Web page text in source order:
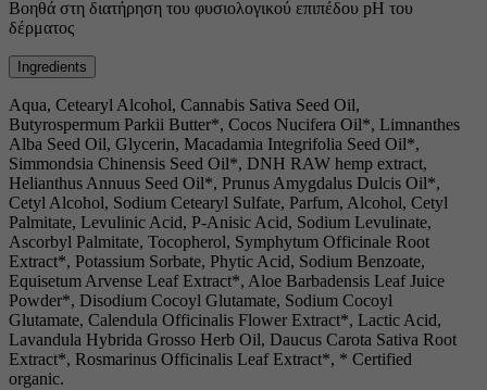
Βοηθά στη διατήρηση του φυσιολογικού επιπέδου pH του
δέρματος
Ingredients
Aqua, Cetearyl Alcohol, Cannabis Sativa Seed Oil,
Butyrospermum Parkii Butter*, Cocos Nucifera Oil*, Limnanthes
Alba Seed Oil, Glycerin, Macadamia Integrifolia Seed Oil*,
Simmondsia Chinensis Seed Oil*, DNH RAW hemp extract,
Helianthus Annuus Seed Oil*, Prunus Amygdalus Dulcis Oil*,
Cetyl Alcohol, Sodium Cetearyl Sulfate, Parfum, Alcohol, Cetyl
Palmitate, Levulinic Acid, P-Anisic Acid, Sodium Levulinate,
Ascorbyl Palmitate, Tocopherol, Symphytum Officinale Root
Extract*, Potassium Sorbate, Phytic Acid, Sodium Benzoate,
Equisetum Arvense Leaf Extract*, Aloe Barbadensis Leaf Juice
Powder*, Disodium Cocoyl Glutamate, Sodium Cocoyl
Glutamate, Calendula Officinalis Flower Extract*, Lactic Acid,
Lavandula Hybrida Grosso Herb Oil, Daucus Carota Sativa Root
Extract*, Rosmarinus Officinalis Leaf Extract*, * Certified
organic.